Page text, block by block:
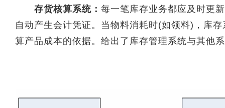
存货核算系统： 每一笔库存业务都应及时更
自动产生会计凭证。当物料消耗时(如领料)，库
算产品成本的依据。给出了库存管理系统与其他